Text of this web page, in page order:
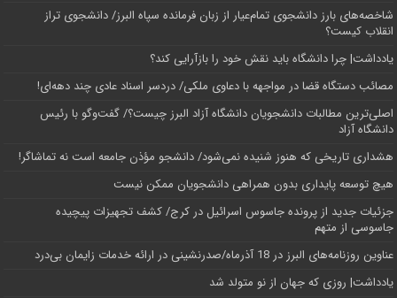
شاخصه‌های بارز دانشجوی تمام‌عیار از زبان فرمانده سپاه البرز/ دانشجوی تراز
انقلاب کیست؟
یادداشت| چرا دانشگاه باید نقش خود را بازآرایی کند؟
مصائب دستگاه قضا در مواجهه با دعاوی ملکی/ دردسر اسناد عادی چند‌ دهه‌ای!
اصلی‌ترین مطالبات دانشجویان دانشگاه آزاد البرز چیست؟/ گفت‌وگو با رئیس
دانشگاه آز‌اد
هشداری تاریخی که هنوز شنیده نمی‌شود/ دانشجو مؤذن جامعه است نه تماشاگر!
هیچ توسعه پایداری بدون همراهی دانشجویان ممکن نیست
جزئیات جدید از پرونده جاسوس اسرائیل در کرج/‌ کشف تجهیزات پیچیده
جاسوسی از متهم
عناوین روزنامه‌های البرز در ‌18 آذرماه/صدرنشینی در ارائه خدمات زایمان بی‌درد
یادداشت| روزی که جهان از نو متولد شد